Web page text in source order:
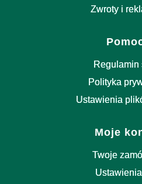
Zwroty i
Regulamin
Polityka
Ustawienia
Moje
Twoje